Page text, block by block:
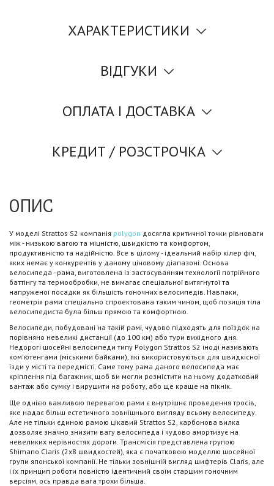
ХАРАКТЕРИСТИКИ
ВІДГУКИ
ОПЛАТА І ДОСТАВКА
КРЕДИТ / РОЗСТРОЧКА
ОПИС
У моделі Strattos S2 компанія polygon досягла критичної точки рівноваги
між - низькою вагою та міцністю, швидкістю та комфортом,
продуктивністю та надійністю. Все в цілому - ідеальний набір кілер фіч,
яких немає у конкурентів у даному ціновому діапазоні. Основа
велосипеда - рама, виготовлена ​​із застосуванням технології потрійного
баттінгу та термообробки, не вимагає спеціальної витягнутої та
напруженої посадки як більшість гоночних велосипедів. Навпаки,
геометрія рами спеціально спроектована таким чином, щоб позиція тіла
велосипедиста була більш прямою та комфортною.
Велосипеди, побудовані на такій рамі, чудово підходять для поїздок на
порівняно невеликі дистанції (до 100 км) або тури вихідного дня.
Недорогі шосейні велосипеди типу Polygon Strattos S2 іноді називають
ком'ютенгами (міськими байками), які використовуються для швидкісної
їзди у місті та передмісті. Саме тому рама даного велосипеда має
кріплення під багажник, щоб ви могли розмістити на ньому додатковий
вантаж або сумку і вирушити на роботу, або ще краще на пікнік.
Ще однією важливою перевагою рами є внутрішнє проведення тросів,
яке надає більш естетичного зовнішнього вигляду всьому велосипеду.
Але не тільки єдиною рамою цікавий Strattos S2, карбонова вилка
дозволяє значно знизити вагу велосипеда і чудово амортизує на
невеликих нерівностях дороги. Трансмісія представлена ​​групою
Shimano Claris (2х8 швидкостей), яка є початковою моделлю шосейної
групи японської компанії. Не тільки зовнішній вигляд шифтерів Claris, але
і їх принцип роботи повністю ідентичний своїм старшим гоночним
версіям, ось правда вага трохи більша.